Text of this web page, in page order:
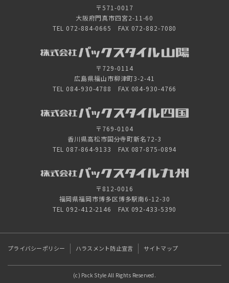
〒571-0017
大阪府門真市四宮2-11-60
TEL 072-884-0665 FAX 072-882-7080
〒729-0114
広島県福山市柳津町3-2-41
TEL 084-930-4788 FAX 084-930-4766
〒769-0104
香川県高松市国分寺町新名72-3
TEL 087-864-9133 FAX 087-875-0894
〒812-0016
福岡県福岡市博多区博多駅南6-12-30
TEL 092-412-2146 FAX 092-433-5390
プライバシーポリシー ハラスメント防止宣言 サイトマップ
(c) Pack Style All Rights Reserved.